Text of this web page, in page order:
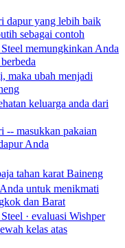
dapur yang lebih baik
sebagai contoh
memungkinkan Anda
maka ubah menjadi
keluarga anda dari
-- masukkan pakaian
Anda
tahan karat Baineng
untuk menikmati
dan Barat
· evaluasi Wishper
kelas atas